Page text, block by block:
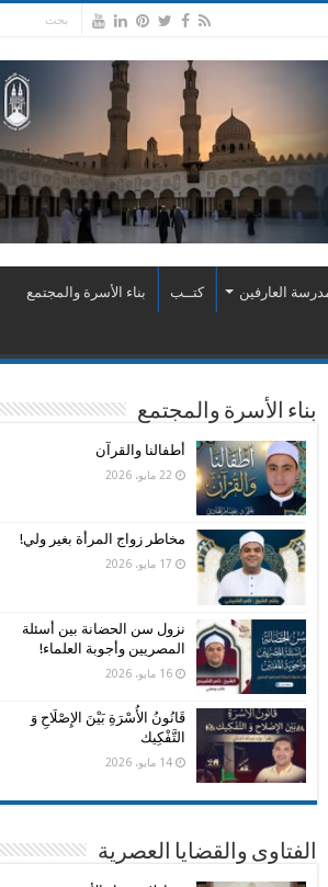
العارفين كتــب بناء الأسرة والمجتمع
بناء الأسرة والمجتمع
أطفالنا والقرآن
22 مايو، 2026
مخاطر زواج المرأة بغير ولي!
17 مايو، 2026
نزول سن الحضانة بين أسئلة
المصريين وأجوبة العلماء!
16 مايو، 2026
قَانُونُ الأُسْرَةِ بَيْنَ الإِصْلَاحِ وَ
التَّفْكِيك
14 مايو، 2026
الفتاوى والقضايا العصرية